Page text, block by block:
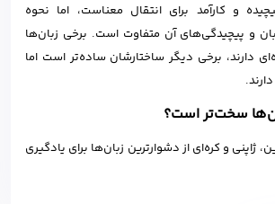
و کارآمد برای انتقال معناست، اما نحوه‌
و پیچیدگی‌های آن متفاوت است. برخی زبان‌ها
دارند، برخی دیگر ساختارشان ساده‌تر است اما
سخت‌تر است؟
ژاپنی و کره‌ای از دشوارترین زبان‌ها برای یادگیری